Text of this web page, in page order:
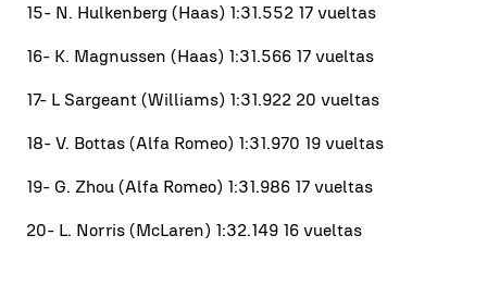
15- N. Hulkenberg (Haas) 1:31.552 17 vueltas
16- K. Magnussen (Haas) 1:31.566 17 vueltas
17- L Sargeant (Williams) 1:31.922 20 vueltas
18- V. Bottas (Alfa Romeo) 1:31.970 19 vueltas
19- G. Zhou (Alfa Romeo) 1:31.986 17 vueltas
20- L. Norris (McLaren) 1:32.149 16 vueltas